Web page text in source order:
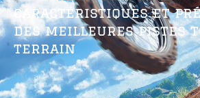
caractéristiques et
des meilleures pistes
terrain